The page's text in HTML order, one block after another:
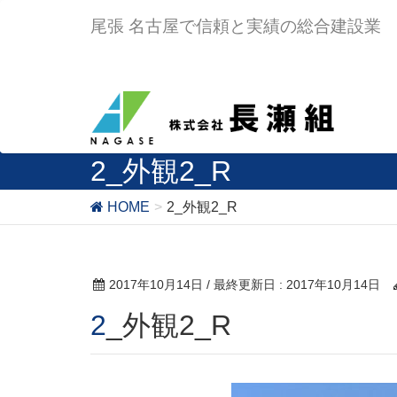
尾張 名古屋で信頼と実績の総合建設業
2_外観2_R
HOME 2_外観2_R
2017年10月14日 / 最終更新日 : 2017年10月14日
2_外観2_R